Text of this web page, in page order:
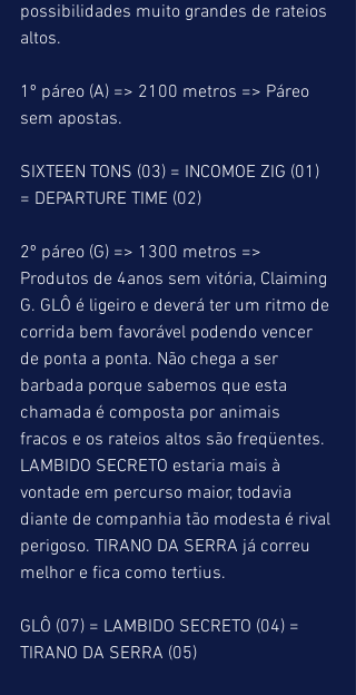
possibilidades muito grandes de rateios
altos.
1º páreo (A) => 2100 metros => Páreo
sem apostas.
SIXTEEN TONS (03) = INCOMOE ZIG (01)
= DEPARTURE TIME (02)
2º páreo (G) => 1300 metros =>
Produtos de 4anos sem vitória, Claiming
G. GLÔ é ligeiro e deverá ter um ritmo de
corrida bem favorável podendo vencer
de ponta a ponta. Não chega a ser
barbada porque sabemos que esta
chamada é composta por animais
fracos e os rateios altos são freqüentes.
LAMBIDO SECRETO estaria mais à
vontade em percurso maior, todavia
diante de companhia tão modesta é rival
perigoso. TIRANO DA SERRA já correu
melhor e fica como tertius.
GLÔ (07) = LAMBIDO SECRETO (04) =
TIRANO DA SERRA (05)